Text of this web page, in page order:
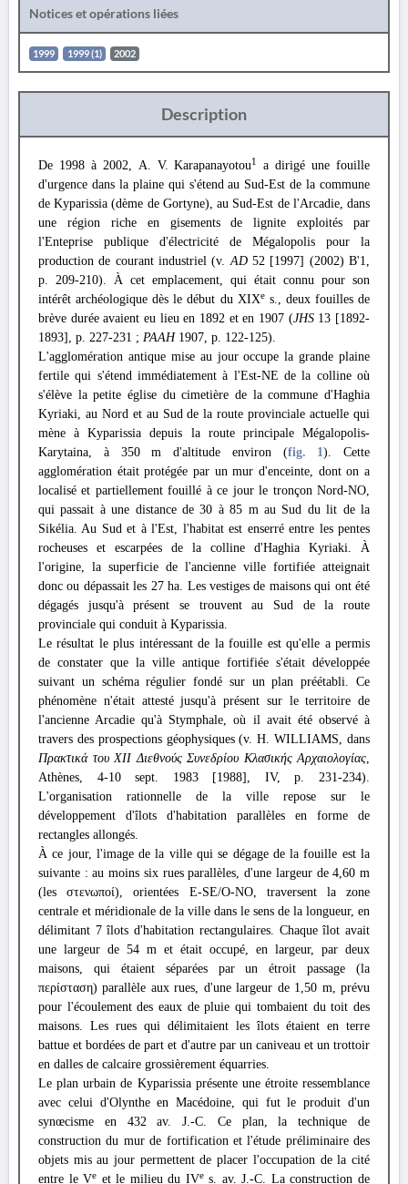
Notices et opérations liées
1999 1999 (1) 2002
Description
De 1998 à 2002, Α. V. Karapanayotou1
a dirigé une fouille
d'urgence dans la plaine qui s'étend au Sud-Est de la commune
de Kyparissia (dème de Gortyne), au Sud-Est de l'Arcadie, dans
une région riche en gisements de lignite exploités par
l'Enteprise publique d'électricité de Mégalopolis pour la
production de courant industriel (v.AD52 [1997] (2002) Β'1,
p. 209-210). À cet emplacement, qui était connu pour son
intérêt archéologique dès le début du XIXes., deux fouilles de
brève durée avaient eu lieu en 1892 et en 1907 (JHS 13 [1892-
1893], p. 227-231 ; PAAH 1907, p. 122-125).
L'agglomération antique mise au jour occupe la grande plaine
fertile qui s'étend immédiatement à l'Est-NE de la colline où
s'élève la petite église du cimetière de la commune d'Haghia
Kyriaki, au Nord et au Sud de la route provinciale actuelle qui
mène à Kyparissia depuis la route principale Mégalopolis-
Karytaina, à 350 m d'altitude environ (fig. 1). Cette
agglomération était protégée par un mur d'enceinte, dont on a
localisé et partiellement fouillé à ce jour le tronçon Nord-NO,
qui passait à une distance de 30 à 85 m au Sud du lit de la
Sikélia. Au Sud et à l'Est, l'habitat est enserré entre les pentes
rocheuses et escarpées de la colline d'Haghia Kyriaki. À
l'origine, la superficie de l'ancienne ville fortifiée atteignait
donc ou dépassait les 27 ha. Les vestiges de maisons qui ont été
dégagés jusqu'à présent se trouvent au Sud de la route
provinciale qui conduit à Kyparissia.
Le résultat le plus intéressant de la fouille est qu'elle a permis
de constater que la ville antique fortifiée s'était développée
suivant un schéma régulier fondé sur un plan préétabli. Ce
phénomène n'était attesté jusqu'à présent sur le territoire de
l'ancienne Arcadie qu'à Stymphale, où il avait été observé à
travers des prospections géophysiques (v. H. WILLIAMS, dans
Πρακτικά του XII Διεθνούς Συνεδρίου Κλασικής Αρχαιολογίας,
Athènes, 4-10 sept. 1983 [1988], IV, p. 231-234).
L'organisation rationnelle de la ville repose sur le
développement d'îlots d'habitation parallèles en forme de
rectangles allongés.
À ce jour, l'image de la ville qui se dégage de la fouille est la
suivante : au moins six rues parallèles, d'une largeur de 4,60 m
(les στενωποί), orientées E-SE/O-NO, traversent la zone
centrale et méridionale de la ville dans le sens de la longueur, en
délimitant 7 îlots d'habitation rectangulaires. Chaque îlot avait
une largeur de 54 m et était occupé, en largeur, par deux
maisons, qui étaient séparées par un étroit passage (la
περίσταση) parallèle aux rues, d'une largeur de 1,50 m, prévu
pour l'écoulement des eaux de pluie qui tombaient du toit des
maisons. Les rues qui délimitaient les îlots étaient en terre
battue et bordées de part et d'autre par un caniveau et un trottoir
en dalles de calcaire grossièrement équarries.
Le plan urbain de Kyparissia présente une étroite ressemblance
avec celui d'Olynthe en Macédoine, qui fut le produit d'un
synœcisme en 432 av. J.-C. Ce plan, la technique de
construction du mur de fortification et l'étude préliminaire des
objets mis au jour permettent de placer l'occupation de la cité
entre le Ve et le milieu du IVes. av. J.-C. La construction de